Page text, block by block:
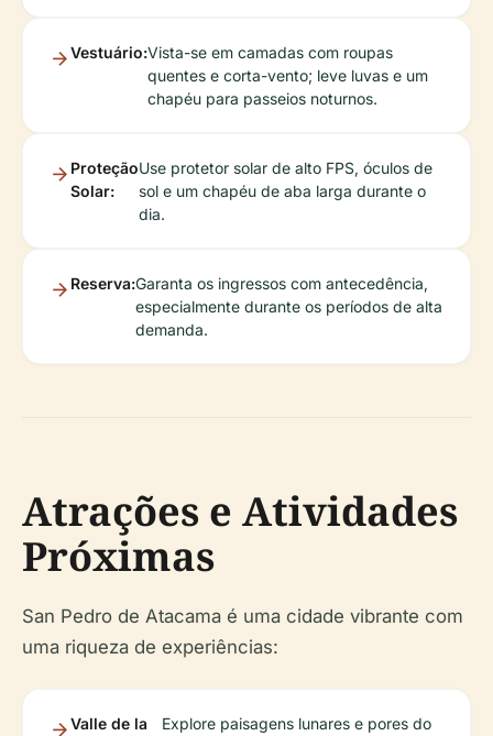
Vestuário:Vista-se em camadas com roupas
quentes e corta-vento; leve luvas e um
chapéu para passeios noturnos.
Proteção
Solar:
Use protetor solar de alto FPS, óculos de
sol e um chapéu de aba larga durante o
dia.
Reserva:Garanta os ingressos com antecedência,
especialmente durante os períodos de alta
demanda.
Atrações e Atividades
Próximas
San Pedro de Atacama é uma cidade vibrante com
uma riqueza de experiências:
Valle de la
Explore paisagens lunares e pores do